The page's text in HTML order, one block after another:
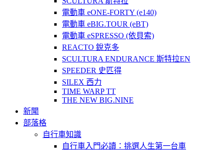
電動車 eONE-FORTY (e140)
電動車 eBIG.TOUR (eBT)
電動車 eSPRESSO (依貝索)
REACTO 銳克多
SCULTURA ENDURANCE 斯特拉EN
SPEEDER 史匹得
SILEX 西力
TIME WARP TT
THE NEW BIG.NINE
新聞
部落格
自行車知識
自行車入門必讀：挑選人生第一台車